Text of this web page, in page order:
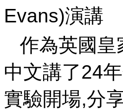
Evans)演講
作為英國
中文講了24年
實驗開場,分